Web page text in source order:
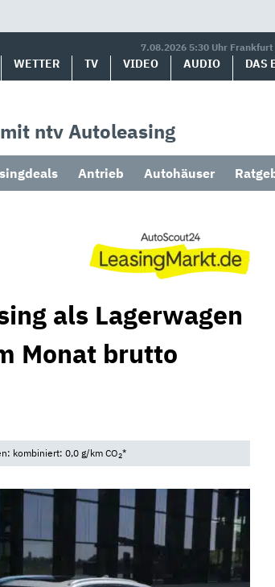
7.08.2026 5:30 Uhr
WETTER TV VIDEO AUDIO DAS
ntv Autoleasing
Antrieb Autohäuser
als Lagerwagen
Monat brutto
kombiniert: 0,0 g/km CO2*